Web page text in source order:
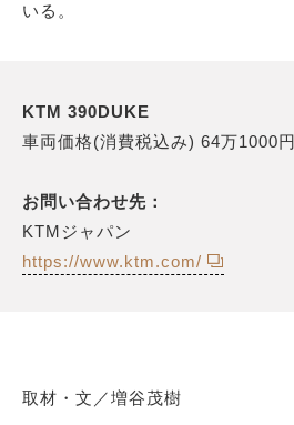
いる。
KTM 390DUKE
車両価格(消費税込み) 64万1000円
お問い合わせ先：
KTMジャパン
https://www.ktm.com/
取材・文／増谷茂樹